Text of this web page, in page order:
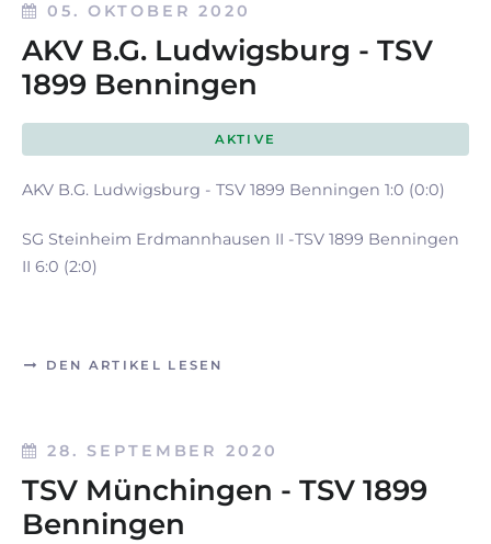
05. OKTOBER 2020
AKV B.G. Ludwigsburg - TSV
1899 Benningen
AKTIVE
AKV B.G. Ludwigsburg - TSV 1899 Benningen 1:0 (0:0)
SG Steinheim Erdmannhausen II -TSV 1899 Benningen
II 6:0 (2:0)
DEN ARTIKEL LESEN
28. SEPTEMBER 2020
TSV Münchingen - TSV 1899
Benningen